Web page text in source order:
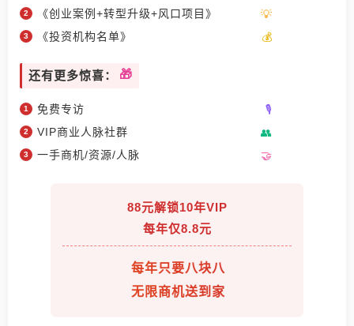
《创业案例+转型升级+风口项目》
《投资机构名单》
还有更多惊喜：
免费专访
VIP商业人脉社群
一手商机/资源/人脉
88元解锁10年VIP
每年仅8.8元
每年只要八块八
无限商机送到家